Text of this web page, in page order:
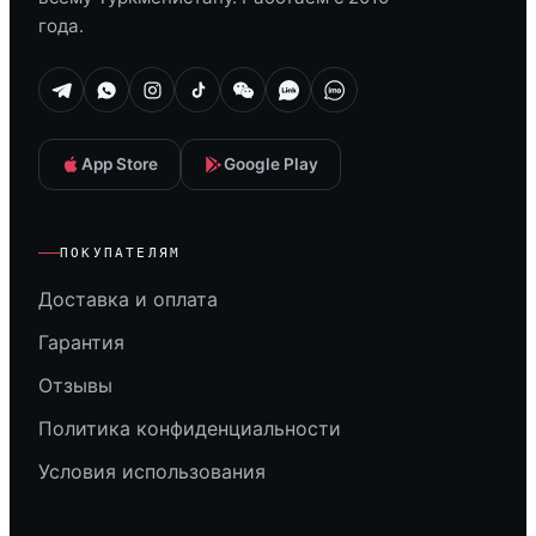
года.
App Store Google Play
ПОКУПАТЕЛЯМ
Доставка и оплата
Гарантия
Отзывы
Политика конфиденциальности
Условия использования